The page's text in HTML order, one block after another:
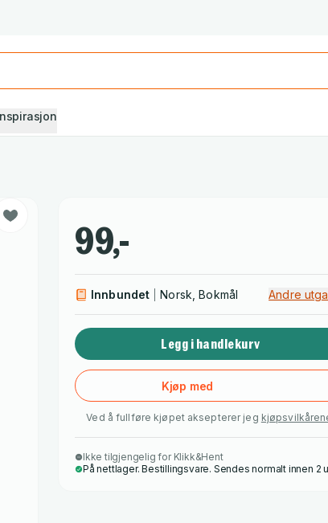
99,-
Innbundet Norsk, Bokmål Andre
Legg i handlekurv
Kjøp med
Ved å fullføre kjøpet aksepterer jeg
Ikke tilgjengelig for Klikk&Hent
På nettlager. Bestillingsvare. Sendes normalt innen 2